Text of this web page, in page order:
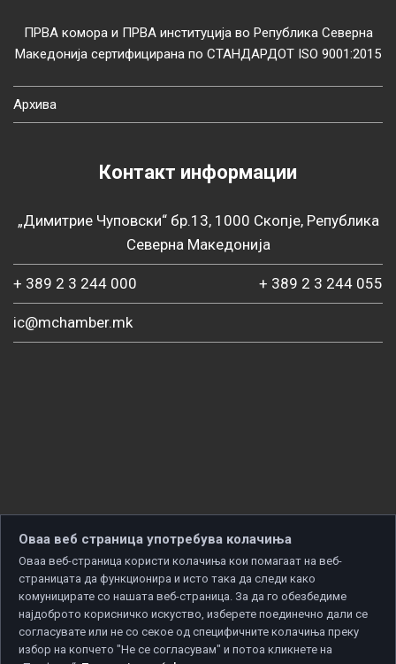
ПРВА комора и ПРВА институција во Република Северна
Македонија сертифицирана по СТАНДАРДОТ ISO 9001:2015
Архива
Контакт информации
„Димитрие Чуповски“ бр.13, 1000 Скопје, Република
Северна Македонија
+ 389 2 3 244 000 + 389 2 3 244 055
ic@mchamber.mk
Оваа веб страница употребува колачиња
Оваа веб-страница користи колачиња кои помагаат на веб-
страницата да функционира и исто така да следи како
комуницирате со нашата веб-страница. За да го обезбедиме
најдоброто корисничко искуство, изберете поединечно дали се
согласувате или не со секое од специфичните колачиња преку
избор на копчето "Не се согласувам" и потоа кликнете на